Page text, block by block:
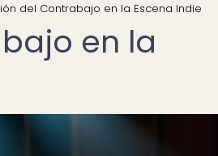
del Contrabajo en la Escena Indie
en la